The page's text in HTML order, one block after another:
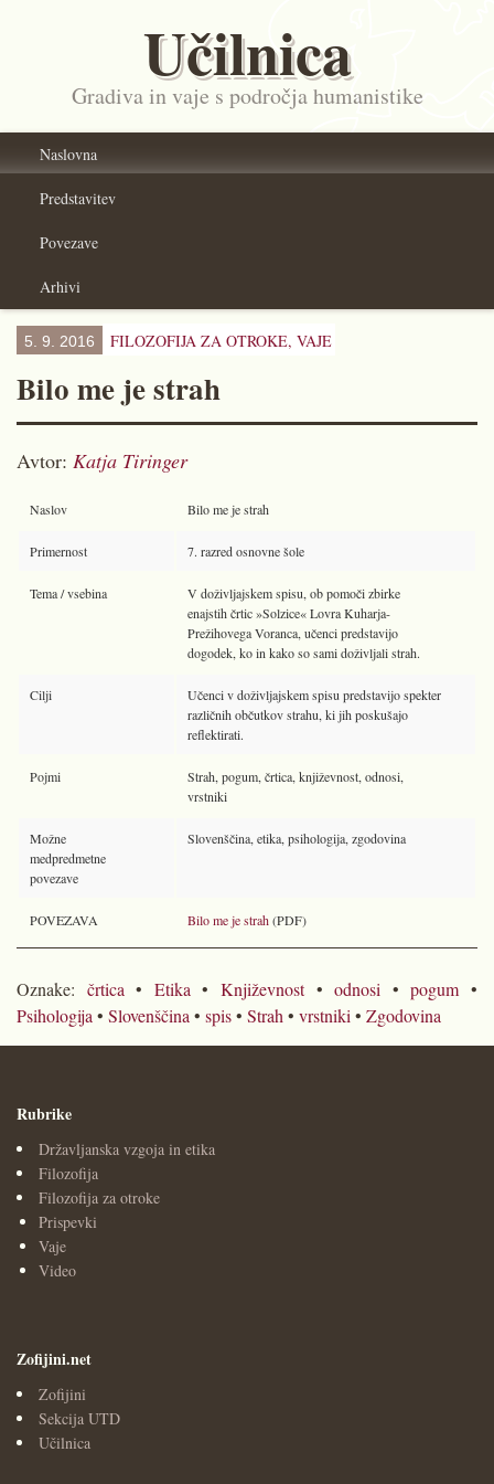
Učilnica
Gradiva in vaje s področja humanistike
Naslovna
Predstavitev
Povezave
Arhivi
5. 9. 2016 FILOZOFIJA ZA OTROKE, VAJE
Bilo me je strah
Avtor: Katja Tiringer
Naslov Bilo me je strah
Primernost 7. razred osnovne šole
Tema / vsebina
V doživljajskem spisu, ob pomoči zbirke
enajstih črtic »Solzice« Lovra Kuharja-
Prežihovega Voranca, učenci predstavijo
dogodek, ko in kako so sami doživljali strah.
Cilji
Učenci v doživljajskem spisu predstavijo spekter
različnih občutkov strahu, ki jih poskušajo
reflektirati.
Pojmi
Strah, pogum, črtica, književnost, odnosi,
vrstniki
Možne
medpredmetne
povezave
Slovenščina, etika, psihologija, zgodovina
POVEZAVA Bilo me je strah(PDF)
Oznake: črtica • Etika •Književnost•odnosi •pogum •
Psihologija • Slovenščina • spis• Strah • vrstniki • Zgodovina
Rubrike
Državljanska vzgoja in etika
Filozofija
Filozofija za otroke
Prispevki
Vaje
Video
Zofijini.net
Zofijini
Sekcija UTD
Učilnica